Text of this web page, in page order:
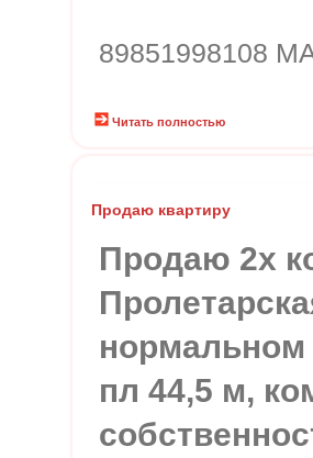
89851998108
Читать полностью
Продаю квартиру
Продаю 2х
пл 44,5 м,